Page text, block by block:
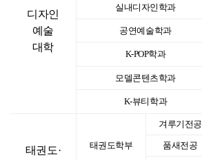
디자인
예술
대학
실내디자인학과
공연예술학과
K-POP학과
모델콘텐츠학과
K-뷰티학과
태권도·
태권도학부
겨루기전공
품새전공